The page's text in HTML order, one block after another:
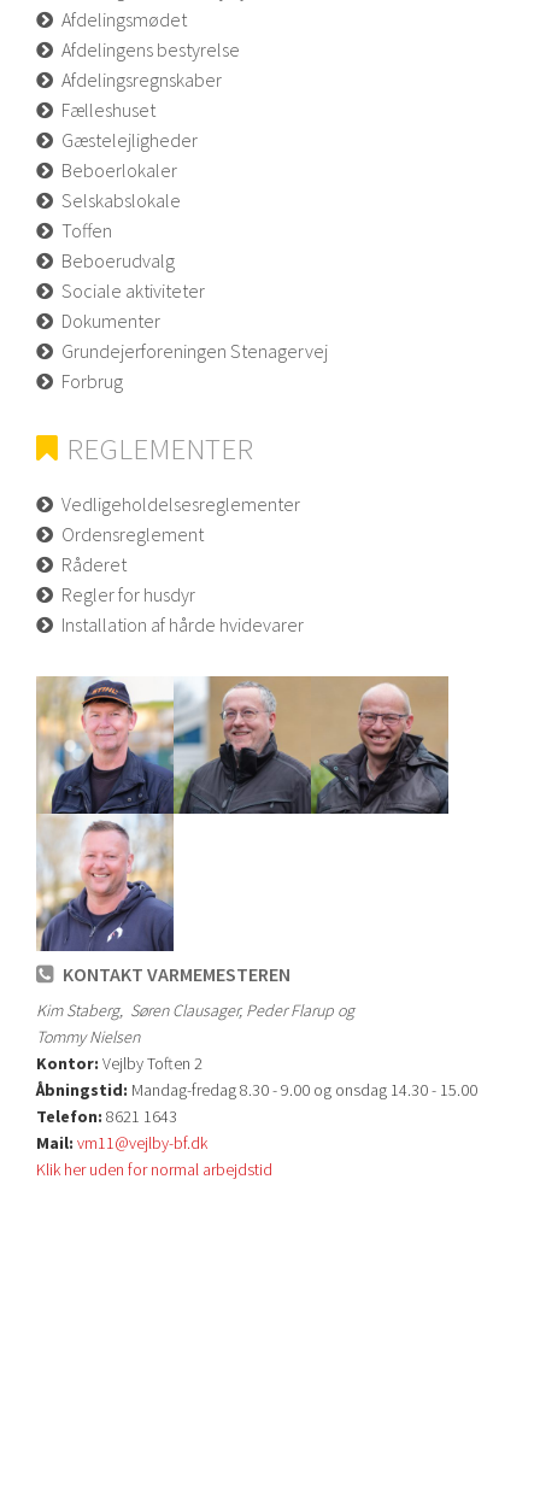
Afdelingsmødet
Afdelingens bestyrelse
Afdelingsregnskaber
Fælleshuset
Gæstelejligheder
Beboerlokaler
Selskabslokale
Toffen
Beboerudvalg
Sociale aktiviteter
Dokumenter
Grundejerforeningen Stenagervej
Forbrug
REGLEMENTER
Vedligeholdelsesreglementer
Ordensreglement
Råderet
Regler for husdyr
Installation af hårde hvidevarer
KONTAKT VARMEMESTEREN
Kim Staberg, Søren Clausager, Peder Flarup og
Tommy Nielsen
Kontor: Vejlby Toften 2
Åbningstid: Mandag-fredag 8.30 - 9.00 og onsdag 14.30 - 15.00
Telefon: 8621 1643
Mail: vm11@vejlby-bf.dk
Klik her uden for normal arbejdstid